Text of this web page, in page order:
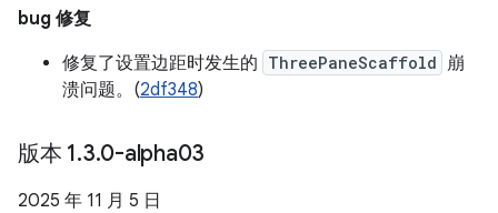
bug 修复
修复了设置边距时发生的 ThreePaneScaffold 崩
溃问题。(2df348)
版本 1.3.0-alpha03
2025 年 11 月 5 日